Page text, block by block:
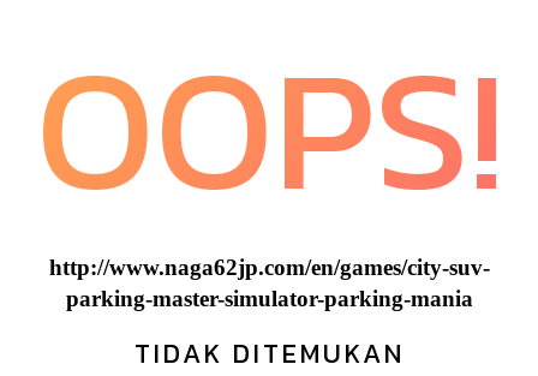
OOPS!
http://www.naga62jp.com/en/games/city-suv-
parking-master-simulator-parking-mania
TIDAK DITEMUKAN